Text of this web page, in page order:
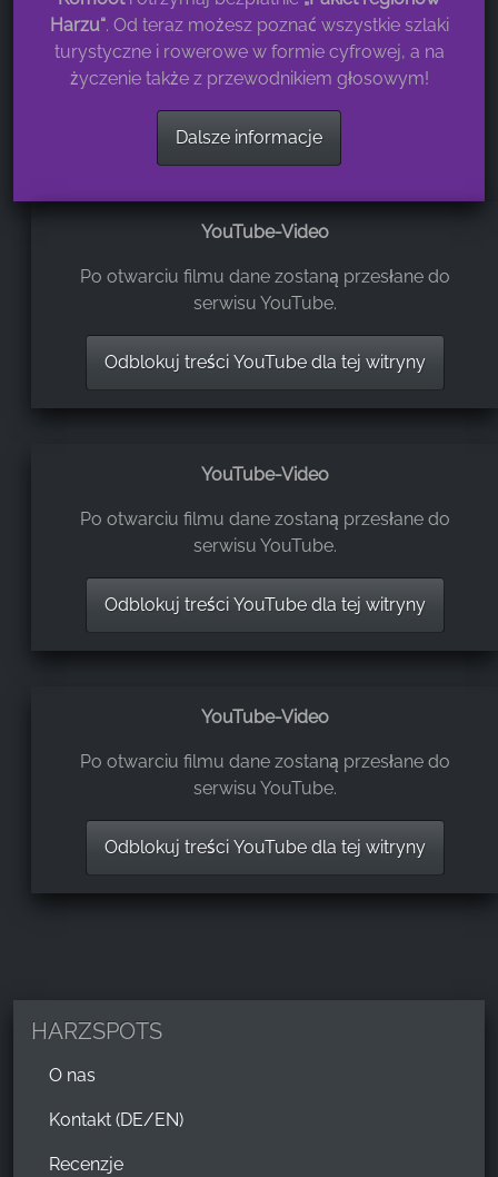
Harzu“. Od teraz możesz poznać wszystkie szlaki
turystyczne i rowerowe w formie cyfrowej, a na
życzenie także z przewodnikiem głosowym!
Dalsze informacje
YouTube-Video
Po otwarciu filmu dane zostaną przesłane do
serwisu YouTube.
Odblokuj treści YouTube dla tej witryny
YouTube-Video
Po otwarciu filmu dane zostaną przesłane do
serwisu YouTube.
Odblokuj treści YouTube dla tej witryny
YouTube-Video
Po otwarciu filmu dane zostaną przesłane do
serwisu YouTube.
Odblokuj treści YouTube dla tej witryny
HARZSPOTS
O nas
Kontakt (DE/EN)
Recenzje